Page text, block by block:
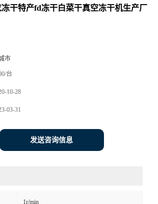
干特产fd冻干白菜干真空冻干机生产厂
市
台
10-28
03-31
发送咨询信息
1r/min